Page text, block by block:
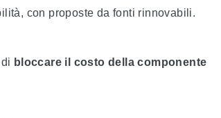
con proposte da fonti rinnovabili.
bloccare il costo della componente